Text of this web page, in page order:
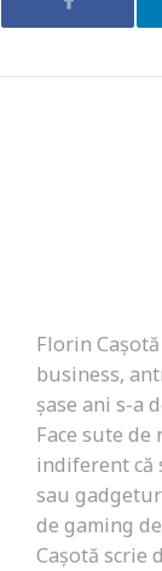
Florin
business,
șase ani s-a
Face sute
indiferent că
sau
de gaming
Cașotă scrie